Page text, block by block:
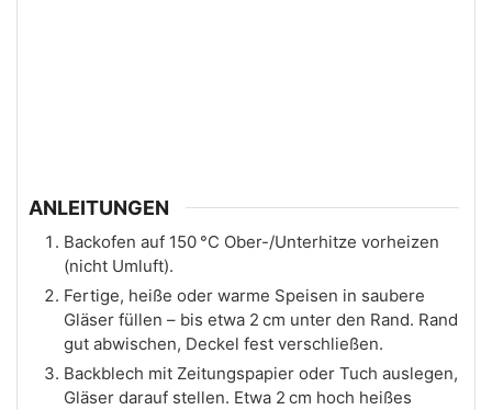
ANLEITUNGEN
Backofen auf 150 °C Ober-/Unterhitze vorheizen
(nicht Umluft).
Fertige, heiße oder warme Speisen in saubere
Gläser füllen – bis etwa 2 cm unter den Rand. Rand
gut abwischen, Deckel fest verschließen.
Backblech mit Zeitungspapier oder Tuch auslegen,
Gläser darauf stellen. Etwa 2 cm hoch heißes